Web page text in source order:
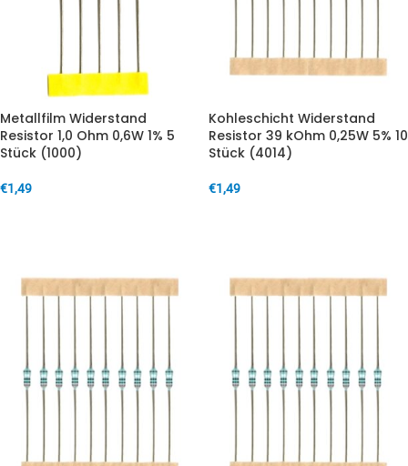
Metallfilm Widerstand
Resistor 1,0 Ohm 0,6W 1% 5
Stück (1000)
€1,49
Kohleschicht Widerstand
Resistor 39 kOhm 0,25W 5% 10
Stück (4014)
€1,49